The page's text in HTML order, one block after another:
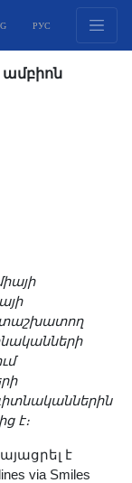
РУС
է։
է
via Smiles